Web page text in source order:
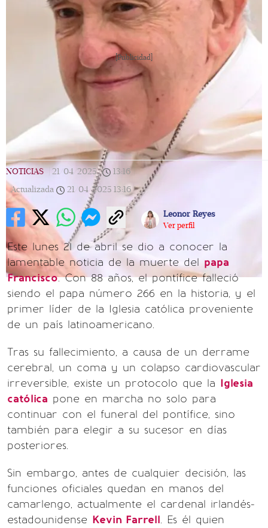
[Publicidad]
NOTICIAS | 21/04/2025 | 13:16 |
Actualizada
21/04/2025 13:16
Leonor Reyes
Ver perfil
Este lunes 21 de abril se dio a conocer la
lamentable noticia de la muerte del papa
Francisco. Con 88 años, el pontífice falleció
siendo el papa número 266 en la historia, y el
primer líder de la Iglesia católica proveniente
de un país latinoamericano.
Tras su fallecimiento, a causa de un derrame
cerebral, un coma y un colapso cardiovascular
irreversible, existe un protocolo que la Iglesia
católica pone en marcha no solo para
continuar con el funeral del pontífice, sino
también para elegir a su sucesor en días
posteriores.
Sin embargo, antes de cualquier decisión, las
funciones oficiales quedan en manos del
camarlengo, actualmente el cardenal irlandés-
estadounidense Kevin Farrell. Es él quien